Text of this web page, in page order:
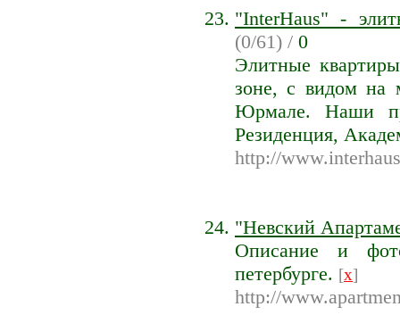
"InterHaus" -
(0/61) / 0
Элитные
зоне, с видом на
Юрмале. Наши
Резиденция,
http://
"Невский
Описание и
петербурге. [x]
http://